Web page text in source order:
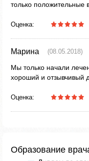
только положительные
Оценка:
Марина (08.05.2018)
Мы только начали
хороший и отзывчивый
Оценка:
Образование